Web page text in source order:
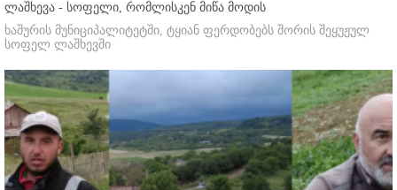
ლაშხევა - სოფელი, რომლისკენ მიწა მოდის
ხაშურის მუნიციპალიტეტში, ტყიან ფერდობებს შორის შეყუჟულ
სოფელ ლაშხევში